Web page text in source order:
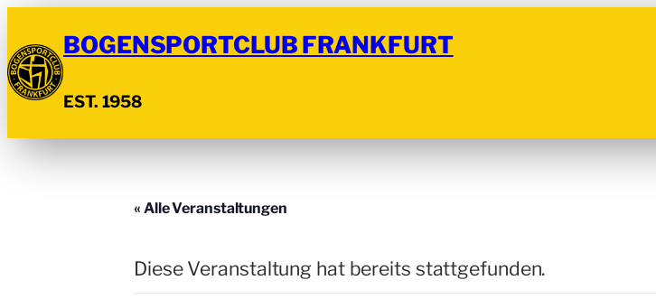
BOGENSPORTCLUB FRANKFURT
EST. 1958
« Alle Veranstaltungen
Diese Veranstaltung hat bereits stattgefunden.